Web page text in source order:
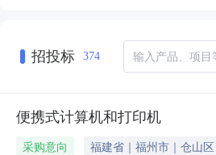
招投标 374
便携式计算机和打印机
采购意向 福建省｜福州市｜仓山区